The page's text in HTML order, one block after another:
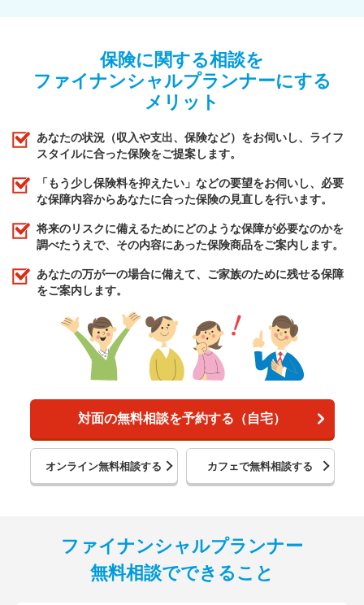
保険に関する相談を
ファイナンシャルプランナーにする
メリット
あなたの状況（収入や支出、保険など）をお伺いし、ライフ
スタイルに合った保険をご提案します。
「もう少し保険料を抑えたい」などの要望をお伺いし、必要
な保障内容からあなたに合った保険の見直しを行います。
将来のリスクに備えるためにどのような保障が必要なのかを
調べたうえで、その内容にあった保険商品をご案内します。
あなたの万が一の場合に備えて、ご家族のために残せる保障
をご案内します。
対面の無料相談を予約する（自宅）
オンライン無料相談する カフェで無料相談する
ファイナンシャルプランナー
無料相談でできること